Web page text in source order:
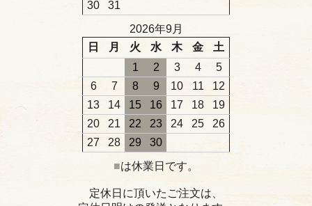
30
31
2026年9月
日
月 火 水 木 金
土
1
2 3 4
5
6
7 8 9 10 11
12
13
14 15 16 17 18
19
20
21 22 23 24 25
26
27
28 29
30
■は休業日です。
定休日に頂いたご注文は、